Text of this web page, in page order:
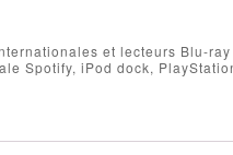
et lecteurs Blu-
Spotify, iPod dock,